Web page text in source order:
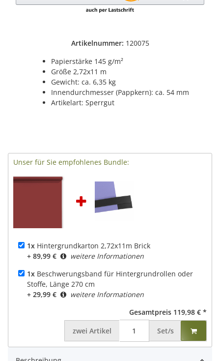
Artikelnummer: 120075
Papierstärke 145 g/m²
Größe 2,72x11 m
Gewicht: ca. 6,35 kg
Innendurchmesser (Pappkern): ca. 54 mm
Artikelart: Sperrgut
Unser für Sie empfohlenes Bundle:
1x Hintergrundkarton 2,72x11m Brick
+ 89,99 €
weitere Informationen
1x Beschwerungsband für Hintergrundrollen oder
Stoffe, Länge 270 cm
+ 29,99 €
weitere Informationen
Gesamtpreis 119,98 € *
zwei Artikel Set/s